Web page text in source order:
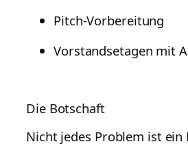
Pitch-Vorbereitung
Vorstandsetagen mit
Die Botschaft
Nicht jedes Problem ist ein